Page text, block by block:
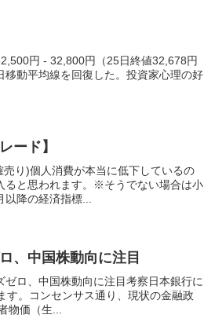
円 - 32,800円（25日終値32,678円
動平均線を回復した。投資家心理の好
ード】
り)個人消費が本当に低下しているの
ると思われます。※そうでない場合は小
以降の経済指標...
、中国株動向に注目
ロ、中国株動向に注目考察日本銀行に
す。コンセンサス通り、現状の金融政
物価（生...